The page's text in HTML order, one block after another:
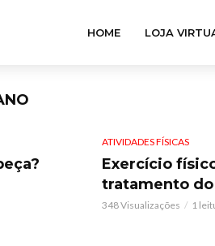
HOME LOJA
ATIVIDADES FÍSICAS
Exercício
tratamento
348 Visualizações 1